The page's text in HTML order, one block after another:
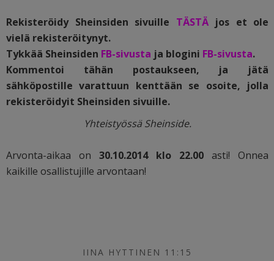
Rekisteröidy Sheinsiden sivuille TÄSTÄjos et ole
vielä rekisteröitynyt.
Tykkää Sheinsiden FB-sivusta ja blogini FB-sivusta.
Kommentoi tähän postaukseen, ja jätä
sähköpostille varattuun kenttään se osoite, jolla
rekisteröidyit Sheinsiden sivuille.
Yhteistyössä Sheinside.
Arvonta-aikaa on30.10.2014 klo 22.00 asti! Onnea
kaikille osallistujille arvontaan!
IINA HYTTINEN 11:15